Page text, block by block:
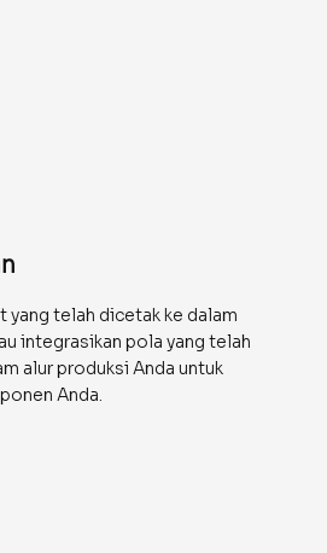
yang telah dicetak ke dalam
integrasikan pola yang telah
alur produksi Anda untuk
Anda.